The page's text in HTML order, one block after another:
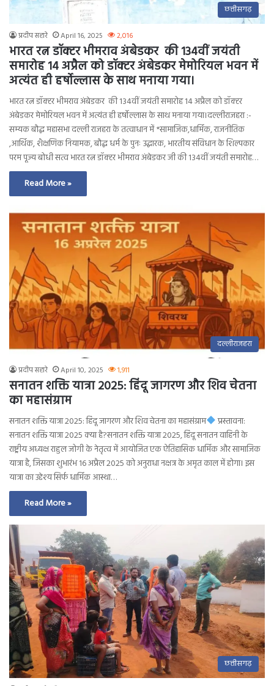
छत्तीसगढ़
प्रदीप सहारे April 16, 2025 2,016
भारत रत्न डॉक्टर भीमराव अंबेडकर की 134वीं जयंती
समारोह 14 अप्रैल को डॉक्टर अंबेडकर मेमोरियल भवन में
अत्यंत ही हर्षोल्लास के साथ मनाया गया।
भारत रत्न डॉक्टर भीमराव अंबेडकर की 134वीं जयंती समारोह 14 अप्रैल को डॉक्टर
अंबेडकर मेमोरियल भवन में अत्यंत ही हर्षोल्लास के साथ मनाया गया।दल्लीराजहरा :-
सम्यक बौद्ध महासभा दल्ली राजहरा के तत्वाधान में *सामाजिक,धार्मिक, राजनीतिक
,आर्थिक, शैक्षणिक नियामक, बौद्ध धर्म के पुनः उद्धारक, भारतीय संविधान के शिल्पकार
परम पूज्य बोधी सत्व भारत रत्न डॉक्टर भीमराव अंबेडकर जी की 134वीं जयंती समारोह…
Read More »
दल्लीराजहरा
प्रदीप सहारे April 10, 2025 1,911
सनातन शक्ति यात्रा 2025: हिंदू जागरण और शिव चेतना
का महासंग्राम
सनातन शक्ति यात्रा 2025: हिंदू जागरण और शिव चेतना का महासंग्राम
प्रस्तावना:
सनातन शक्ति यात्रा 2025 क्या है?सनातन शक्ति यात्रा 2025, हिंदू सनातन वाहिनी के
राष्ट्रीय अध्यक्ष राहुल जोगी के नेतृत्व में आयोजित एक ऐतिहासिक धार्मिक और सामाजिक
यात्रा है, जिसका शुभारंभ 16 अप्रैल 2025 को अनुराधा नक्षत्र के अमृत काल में होगा। इस
यात्रा का उद्देश्य सिर्फ धार्मिक आस्था…
Read More »
छत्तीसगढ़